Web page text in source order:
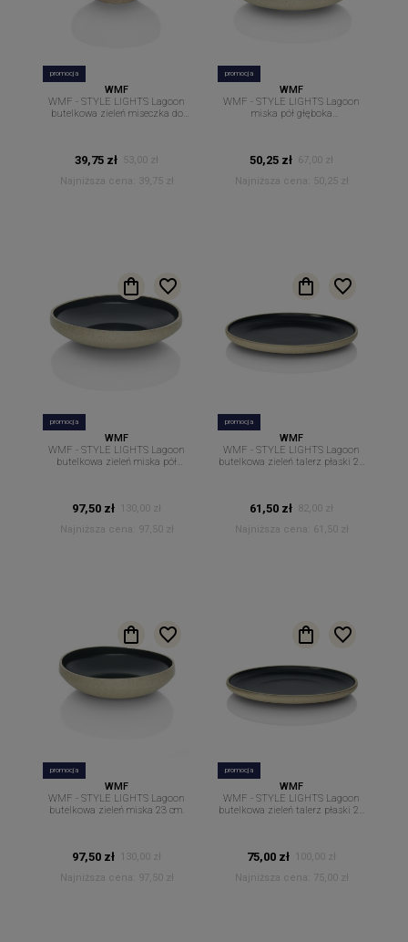
promocja
WMF
WMF - STYLE LIGHTS Lagoon
butelkowa zieleń miseczka do
39,75 zł
53,00 zł
Najniższa cena:
39,75 zł
promocja
WMF
WMF - STYLE LIGHTS Lagoon
miska pół głęboka
50,25 zł 67,00 zł
Najniższa cena:
50,25 zł
promocja
WMF
WMF - STYLE LIGHTS Lagoon
butelkowa zieleń miska pół
97,50 zł
130,00 zł
Najniższa cena:
97,50 zł
promocja
WMF
WMF - STYLE LIGHTS Lagoon
butelkowa zieleń talerz płaski 22
61,50 zł 82,00 zł
Najniższa cena:
61,50 zł
promocja
WMF
WMF - STYLE LIGHTS Lagoon
butelkowa zieleń miska 23 cm.
97,50 zł
130,00 zł
Najniższa cena:
97,50 zł
promocja
WMF
WMF - STYLE LIGHTS Lagoon
butelkowa zieleń talerz płaski 26
75,00 zł
100,00 zł
Najniższa cena:
75,00 zł